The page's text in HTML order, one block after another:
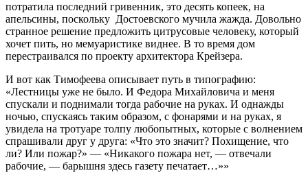
потратила последний гривенник, это десять копеек, на
апельсины, поскольку Достоевского мучила жажда. Довольно
странное решение предложить цитрусовые человеку, который
хочет пить, но мемуаристике виднее. В то время дом
перестраивался по проекту архитектора Крейзера.
И вот как Тимофеева описывает путь в типографию:
«Лестницы уже не было. И Федора Михайловича и меня
спускали и поднимали тогда рабочие на руках. И однажды
ночью, спускаясь таким образом, с фонарями и на руках, я
увидела на тротуаре толпу любопытных, которые с волнением
спрашивали друг у друга: «Что это значит? Похищение, что
ли? Или пожар?» — «Никакого пожара нет, — отвечали
рабочие, — барышня здесь газету печатает…»»